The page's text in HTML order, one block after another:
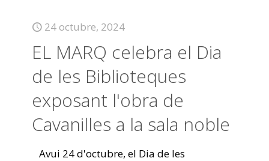
24 octubre, 2024
EL MARQ celebra el Dia
de les Biblioteques
exposant l'obra de
Cavanilles a la sala noble
Avui 24 d'octubre, el Dia de les